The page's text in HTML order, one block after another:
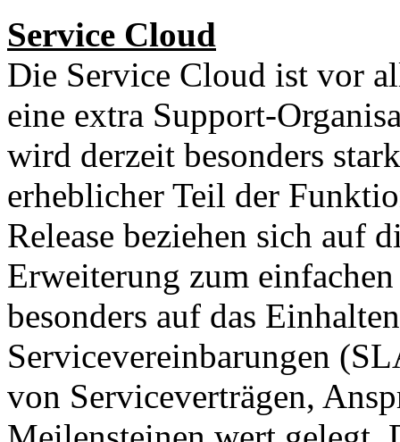
Service Cloud
Die Service Cloud ist vor
eine extra Support-
wird derzeit besonders
erheblicher Teil der
Release beziehen sich auf
Erweiterung zum
besonders auf das
Servicevereinbarungen
von Serviceverträgen,